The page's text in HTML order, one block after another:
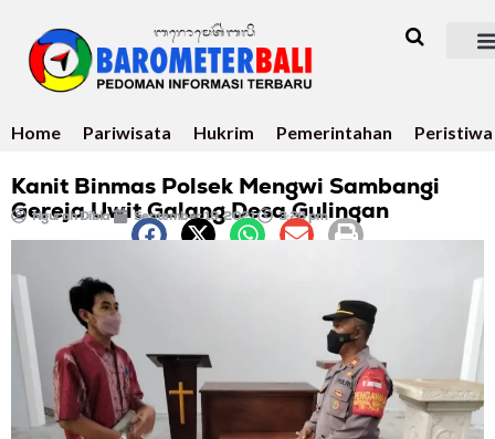
Home Pariwisata Hukrim Pemerintahan Peristiwa
Kanit Binmas Polsek Mengwi Sambangi
Gereja Uwit Galang Desa Gulingan
Ngurah Dibia September 19, 2021 3:26 pm